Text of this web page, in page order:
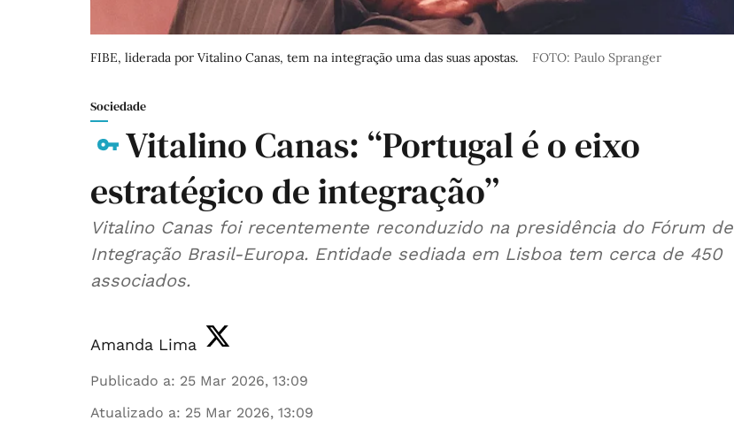
FIBE, liderada por Vitalino Canas, tem na integração uma das suas apostas. FOTO: Paulo Spranger
Sociedade
Vitalino Canas: “Portugal é o eixo
estratégico de integração”
Vitalino Canas foi recentemente reconduzido na presidência do Fórum de
Integração Brasil-Europa. Entidade sediada em Lisboa tem cerca de 450
associados.
Amanda Lima
Publicado a: 25 Mar 2026, 13:09
Atualizado a: 25 Mar 2026, 13:09